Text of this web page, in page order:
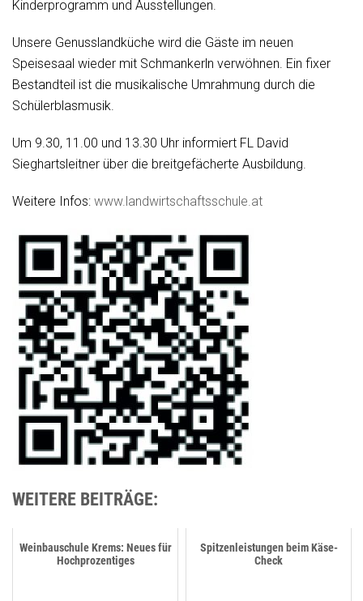
Kinderprogramm und Ausstellungen.
Unsere Genusslandküche wird die Gäste im neuen
Speisesaal wieder mit Schmankerln verwöhnen. Ein fixer
Bestandteil ist die musikalische Umrahmung durch die
Schülerblasmusik.
Um 9.30, 11.00 und 13.30 Uhr informiert FL David
Sieghartsleitner über die breitgefächerte Ausbildung.
Weitere Infos: www.landwirtschaftsschule.at
WEITERE BEITRÄGE:
Weinbauschule Krems: Neues für
Hochprozentiges
Spitzenleistungen beim Käse-
Check